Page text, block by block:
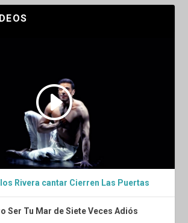
Rivera cantar Cierren Las Puertas
Ser Tu Mar de Siete Veces Adiós